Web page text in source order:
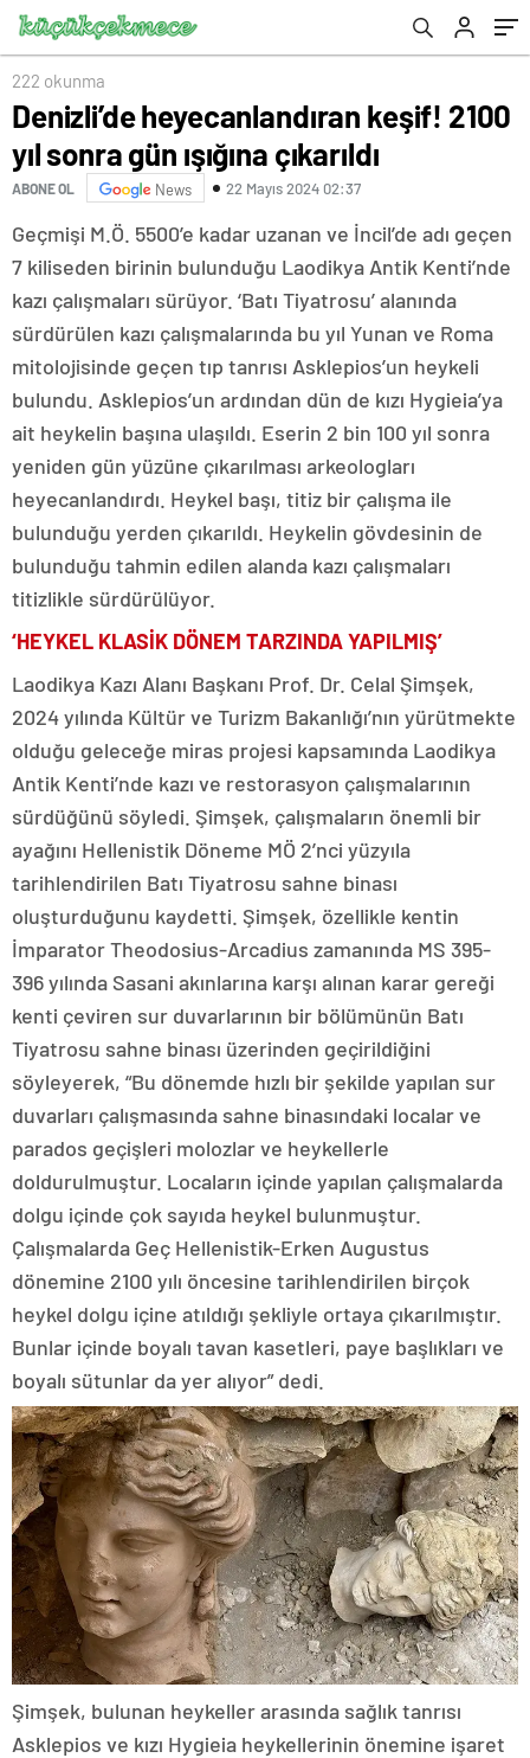
222 okunma
Denizli’de heyecanlandıran keşif! 2100
yıl sonra gün ışığına çıkarıldı
ABONE OL News 22 Mayıs 2024 02:37
Geçmişi M.Ö. 5500’e kadar uzanan ve İncil’de adı geçen
7 kiliseden birinin bulunduğu Laodikya Antik Kenti’nde
kazı çalışmaları sürüyor. ‘Batı Tiyatrosu’ alanında
sürdürülen kazı çalışmalarında bu yıl Yunan ve Roma
mitolojisinde geçen tıp tanrısı Asklepios’un heykeli
bulundu. Asklepios’un ardından dün de kızı Hygieia’ya
ait heykelin başına ulaşıldı. Eserin 2 bin 100 yıl sonra
yeniden gün yüzüne çıkarılması arkeologları
heyecanlandırdı. Heykel başı, titiz bir çalışma ile
bulunduğu yerden çıkarıldı. Heykelin gövdesinin de
bulunduğu tahmin edilen alanda kazı çalışmaları
titizlikle sürdürülüyor.
‘HEYKEL KLASİK DÖNEM TARZINDA YAPILMIŞ’
Laodikya Kazı Alanı Başkanı Prof. Dr. Celal Şimşek,
2024 yılında Kültür ve Turizm Bakanlığı’nın yürütmekte
olduğu geleceğe miras projesi kapsamında Laodikya
Antik Kenti’nde kazı ve restorasyon çalışmalarının
sürdüğünü söyledi. Şimşek, çalışmaların önemli bir
ayağını Hellenistik Döneme MÖ 2’nci yüzyıla
tarihlendirilen Batı Tiyatrosu sahne binası
oluşturduğunu kaydetti. Şimşek, özellikle kentin
İmparator Theodosius-Arcadius zamanında MS 395-
396 yılında Sasani akınlarına karşı alınan karar gereği
kenti çeviren sur duvarlarının bir bölümünün Batı
Tiyatrosu sahne binası üzerinden geçirildiğini
söyleyerek, “Bu dönemde hızlı bir şekilde yapılan sur
duvarları çalışmasında sahne binasındaki localar ve
parados geçişleri molozlar ve heykellerle
doldurulmuştur. Locaların içinde yapılan çalışmalarda
dolgu içinde çok sayıda heykel bulunmuştur.
Çalışmalarda Geç Hellenistik-Erken Augustus
dönemine 2100 yılı öncesine tarihlendirilen birçok
heykel dolgu içine atıldığı şekliyle ortaya çıkarılmıştır.
Bunlar içinde boyalı tavan kasetleri, paye başlıkları ve
boyalı sütunlar da yer alıyor” dedi.
Şimşek, bulunan heykeller arasında sağlık tanrısı
Asklepios ve kızı Hygieia heykellerinin önemine işaret